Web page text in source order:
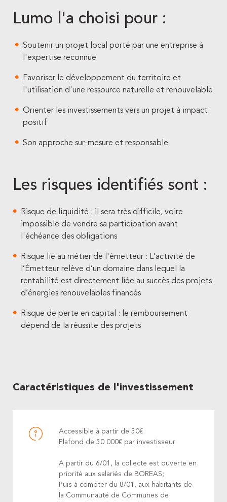
Lumo l'a choisi pour :
Soutenir un projet local porté par une entreprise à
l'expertise reconnue
Favoriser le développement du territoire et
l'utilisation d'une ressource naturelle et renouvelable
Orienter les investissements vers un projet à impact
positif
Son approche sur-mesure et responsable
Les risques identifiés sont :
Risque de liquidité : il sera très difficile, voire
impossible de vendre sa participation avant
l'échéance des obligations
Risque lié au métier de l'émetteur : L’activité de
l’Émetteur relève d’un domaine dans lequel la
rentabilité est directement liée au succès des projets
d’énergies renouvelables financés
Risque de perte en capital : le remboursement
dépend de la réussite des projets
Caractéristiques de l'investissement
Accessible à partir de 50€
Plafond de 50 000€ par investisseur
A partir du 6/01, la collecte est ouverte en
priorité aux salariés de BOREAS;
Puis à compter du 8/01, aux habitants de
la Communauté de Communes de